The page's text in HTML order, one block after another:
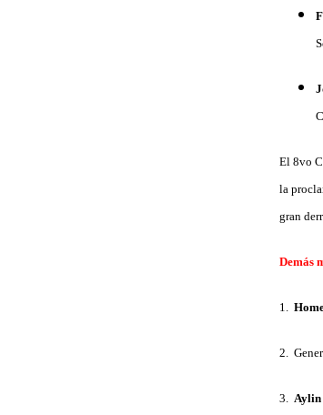
El 8vo
la
gran
Demás
1.
2.
3.